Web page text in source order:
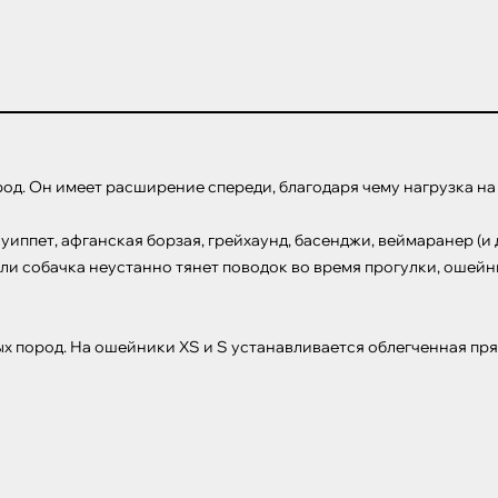
Он имеет расширение спереди, благодаря чему нагрузка
афганская борзая, грейхаунд, басенджи, веймаранер
собачка неустанно тянет поводок во время прогулки,
На ошейники XS и S устанавливается облегченная